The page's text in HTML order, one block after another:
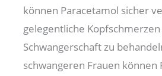
können Paracetamol sicher
gelegentliche
Schwangerschaft zu
schwangeren Frauen können